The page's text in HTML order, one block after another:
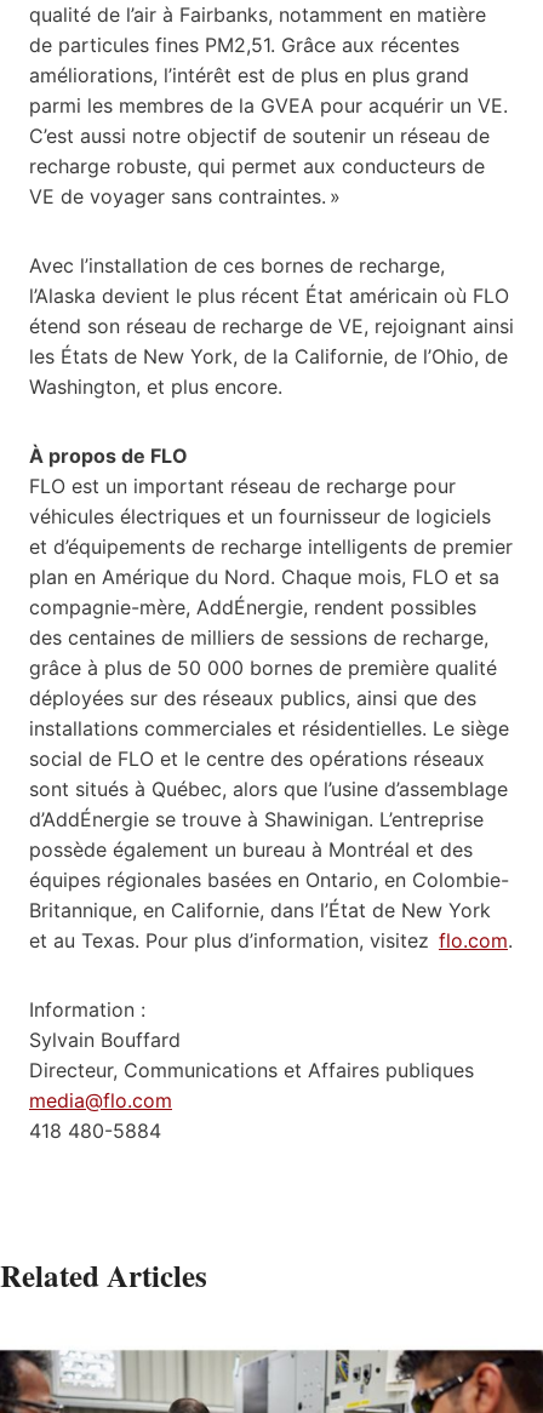
qualité de l’air à Fairbanks, notamment en matière
de particules fines PM2,51. Grâce aux récentes
améliorations, l’intérêt est de plus en plus grand
parmi les membres de la GVEA pour acquérir un VE.
C’est aussi notre objectif de soutenir un réseau de
recharge robuste, qui permet aux conducteurs de
VE de voyager sans contraintes. »
Avec l’installation de ces bornes de recharge,
l’Alaska devient le plus récent État américain où FLO
étend son réseau de recharge de VE, rejoignant ainsi
les États de New York, de la Californie, de l’Ohio, de
Washington, et plus encore.
À propos de FLO
FLO est un important réseau de recharge pour
véhicules électriques et un fournisseur de logiciels
et d’équipements de recharge intelligents de premier
plan en Amérique du Nord. Chaque mois, FLO et sa
compagnie-mère, AddÉnergie, rendent possibles
des centaines de milliers de sessions de recharge,
grâce à plus de 50 000 bornes de première qualité
déployées sur des réseaux publics, ainsi que des
installations commerciales et résidentielles. Le siège
social de FLO et le centre des opérations réseaux
sont situés à Québec, alors que l’usine d’assemblage
d’AddÉnergie se trouve à Shawinigan. L’entreprise
possède également un bureau à Montréal et des
équipes régionales basées en Ontario, en Colombie-
Britannique, en Californie, dans l’État de New York
et au Texas. Pour plus d’information, visitez flo.com.
Information :
Sylvain Bouffard
Directeur, Communications et Affaires publiques
media@flo.com
418 480-5884
Related Articles